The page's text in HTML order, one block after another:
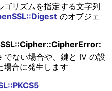
ゴリズムを指定する文字列
のオブジェ
ない場合や、鍵と IV の設
場合に発生します